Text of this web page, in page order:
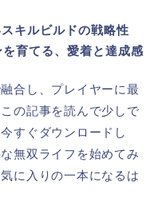
キルビルドの戦略性
育てる、愛着と達成感
合し、プレイヤーに最
の記事を読んで少しで
すぐダウンロードし
無双ライフを始めてみ
に入りの一本になるは